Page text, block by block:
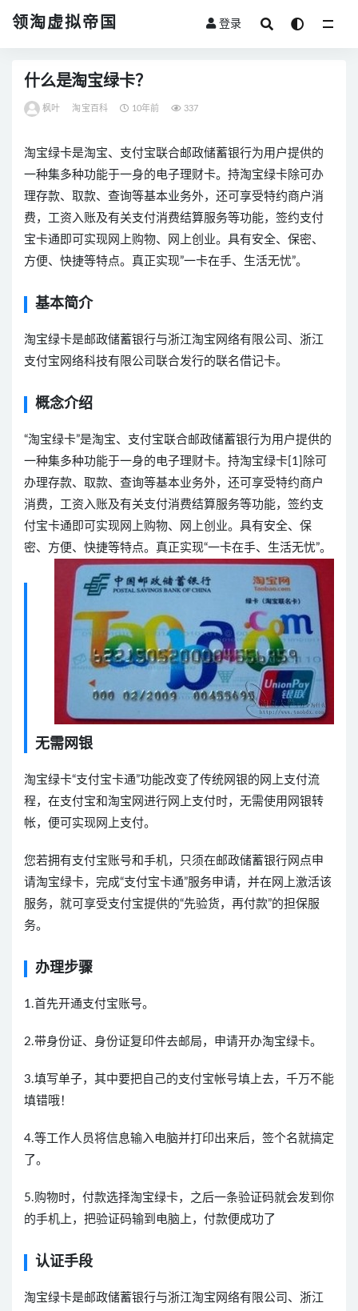
领淘虚拟帝国 登录
什么是淘宝绿卡？
枫叶 淘宝百科 10年前 337
淘宝绿卡是淘宝、支付宝联合邮政储蓄银行为用户提供的
一种集多种功能于一身的电子理财卡。持淘宝绿卡除可办
理存款、取款、查询等基本业务外，还可享受特约商户消
费，工资入账及有关支付消费结算服务等功能，签约支付
宝卡通即可实现网上购物、网上创业。具有安全、保密、
方便、快捷等特点。真正实现”一卡在手、生活无忧”。
基本简介
淘宝绿卡是邮政储蓄银行与浙江淘宝网络有限公司、浙江
支付宝网络科技有限公司联合发行的联名借记卡。
概念介绍
“淘宝绿卡”是淘宝、支付宝联合邮政储蓄银行为用户提供的
一种集多种功能于一身的电子理财卡。持淘宝绿卡[1]除可
办理存款、取款、查询等基本业务外，还可享受特约商户
消费，工资入账及有关支付消费结算服务等功能，签约支
付宝卡通即可实现网上购物、网上创业。具有安全、保
密、方便、快捷等特点。真正实现“一卡在手、生活无忧”。
无需网银
淘宝绿卡“支付宝卡通”功能改变了传统网银的网上支付流
程，在支付宝和淘宝网进行网上支付时，无需使用网银转
帐，便可实现网上支付。
您若拥有支付宝账号和手机，只须在邮政储蓄银行网点申
请淘宝绿卡，完成“支付宝卡通”服务申请，并在网上激活该
服务，就可享受支付宝提供的“先验货，再付款”的担保服
务。
办理步骤
1.首先开通支付宝账号。
2.带身份证、身份证复印件去邮局，申请开办淘宝绿卡。
3.填写单子，其中要把自己的支付宝帐号填上去，千万不能
填错哦！
4.等工作人员将信息输入电脑并打印出来后，签个名就搞定
了。
5.购物时，付款选择淘宝绿卡，之后一条验证码就会发到你
的手机上，把验证码输到电脑上，付款便成功了
认证手段
淘宝绿卡是邮政储蓄银行与浙江淘宝网络有限公司、浙江